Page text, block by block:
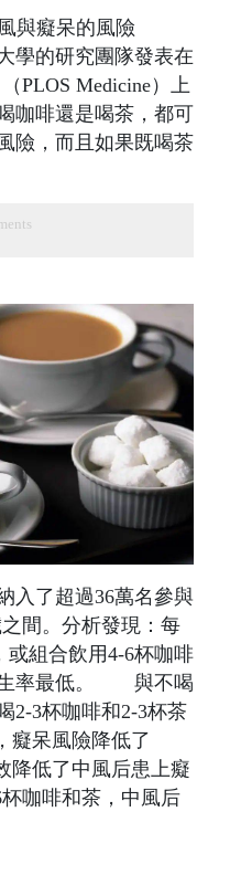
與癡呆的風險
的研究團隊發表在
PLOS Medicine）上
咖啡還是喝茶，都可
險，而且如果既喝茶
了超過36萬名參與
間。分析發現：每
或組合飲用4-6杯咖啡
生率最低。 與不喝
2-3杯咖啡和2-3杯茶
癡呆風險降低了
降低了中風后患上癡
咖啡和茶，中風后